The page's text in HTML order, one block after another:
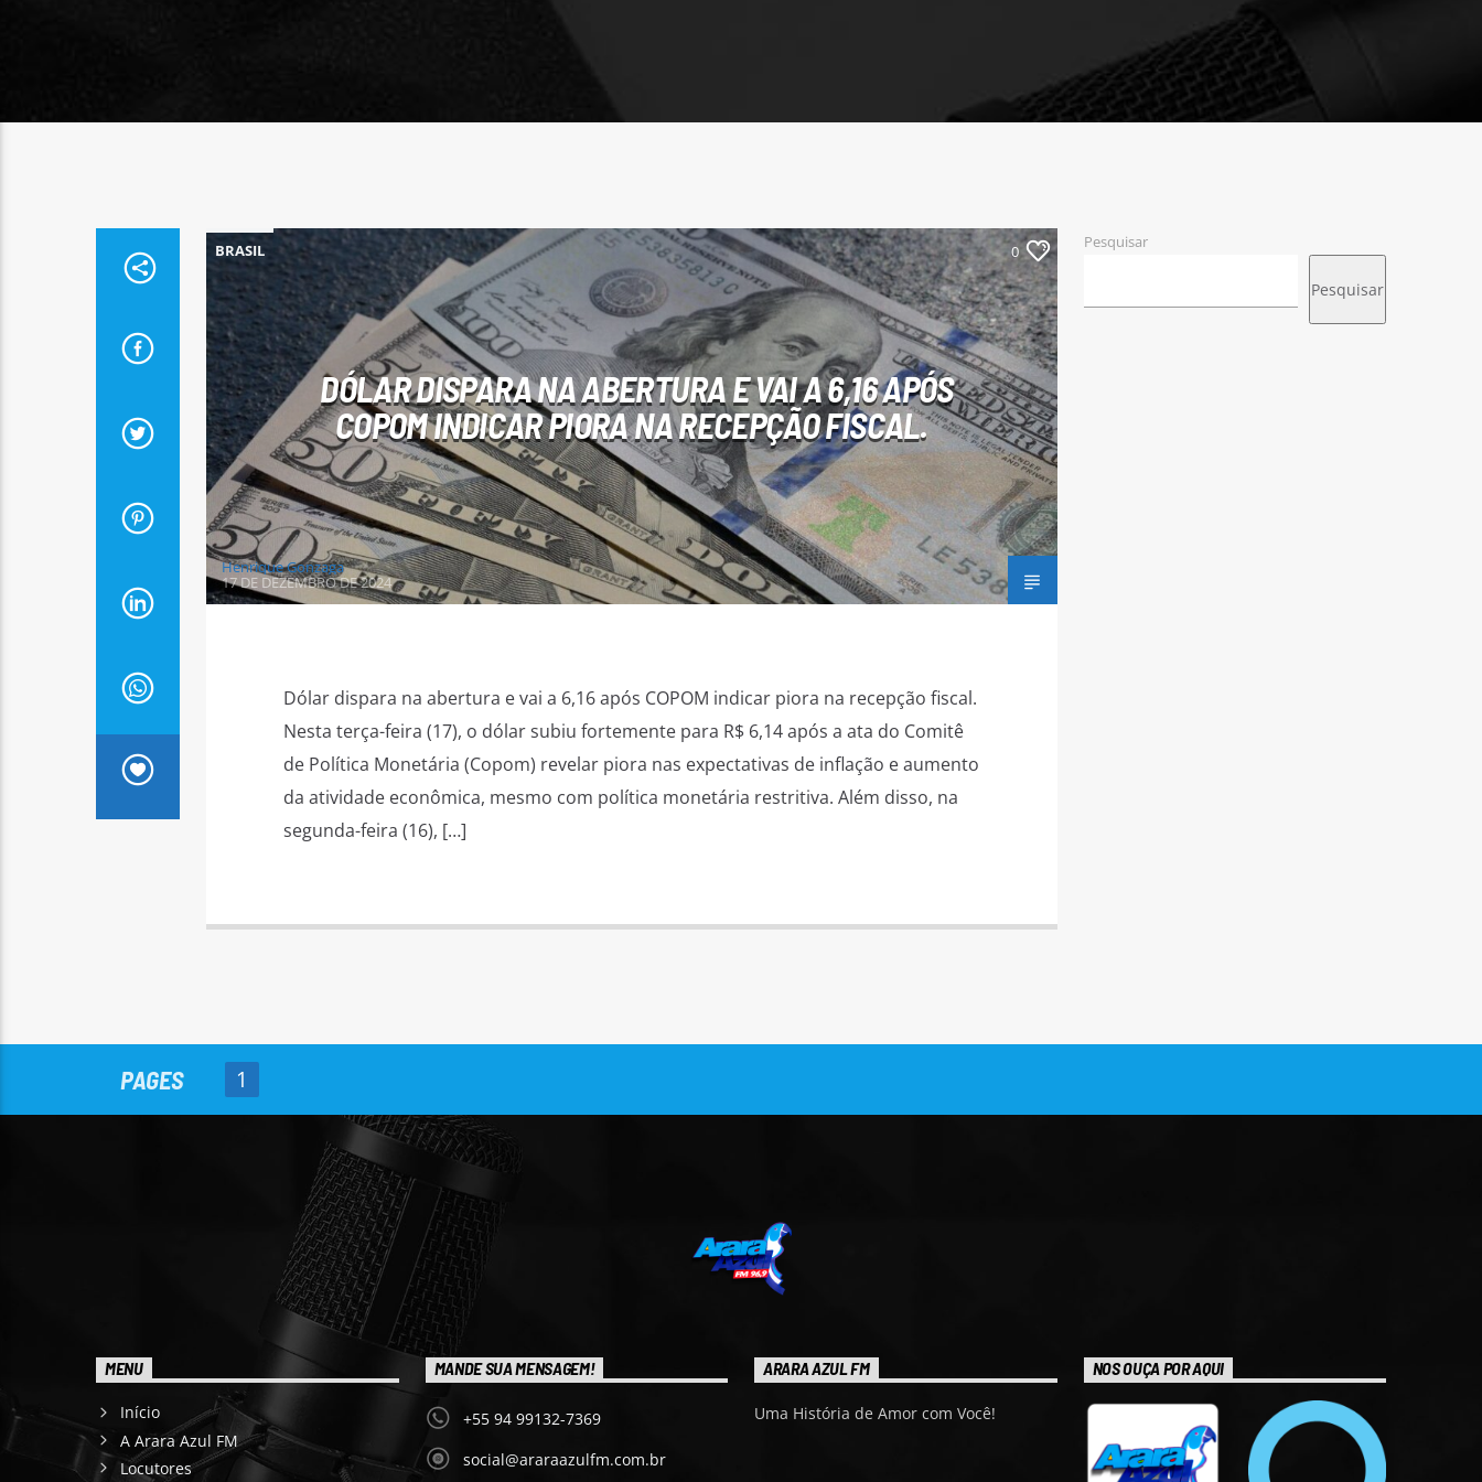
BRASIL 0
DÓLAR DISPARA NA ABERTURA E VAI A 6,16 APÓS
COPOM INDICAR PIORA NA RECEPÇÃO FISCAL.
Henrique Gonzaga
17 DE DEZEMBRO DE 2024
Dólar dispara na abertura e vai a 6,16 após COPOM indicar piora na recepção fiscal.
Nesta terça-feira (17), o dólar subiu fortemente para R$ 6,14 após a ata do Comitê
de Política Monetária (Copom) revelar piora nas expectativas de inflação e aumento
da atividade econômica, mesmo com política monetária restritiva. Além disso, na
segunda-feira (16), […]
Pesquisar
Pesquisar
PAGES 1
MENU
Início
A Arara Azul FM
Locutores
MANDE SUA MENSAGEM!
+55 94 99132-7369
social@araraazulfm.com.br
ARARA AZUL FM
Uma História de Amor com Você!
NOS OUÇA POR AQUI